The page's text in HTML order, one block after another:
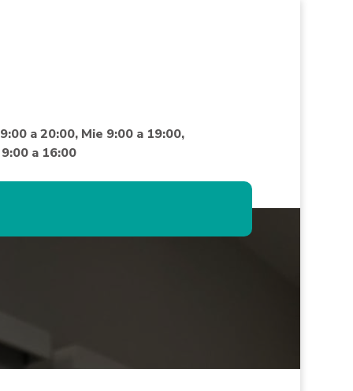
a 20:00, Mie 9:00 a 19:00,
a 16:00